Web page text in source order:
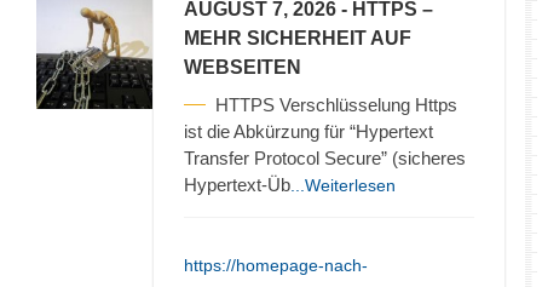
AUGUST 7, 2026 - HTTPS –
MEHR SICHERHEIT AUF
WEBSEITEN
HTTPS Verschlüsselung Https
ist die Abkürzung für “Hypertext
Transfer Protocol Secure” (sicheres
Hypertext-Üb ...Weiterlesen
https://homepage-nach-